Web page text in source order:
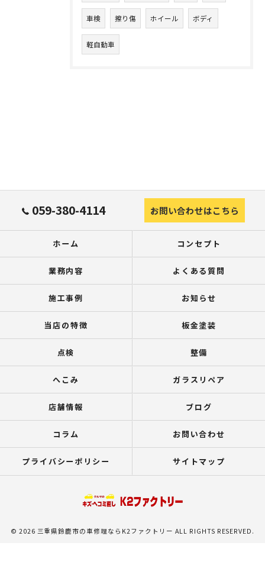
車検 擦り傷 ホイール ボディ
軽自動車
059-380-4114 お問い合わせはこちら
ホーム コンセプト
業務内容 よくある質問
施工事例 お知らせ
当店の特徴 板金塗装
点検 整備
へこみ ガラスリペア
店舗情報 ブログ
コラム お問い合わせ
プライバシーポリシー サイトマップ
© 2026 三重県鈴鹿市の車修理ならK2ファクトリー ALL RIGHTS RESERVED.